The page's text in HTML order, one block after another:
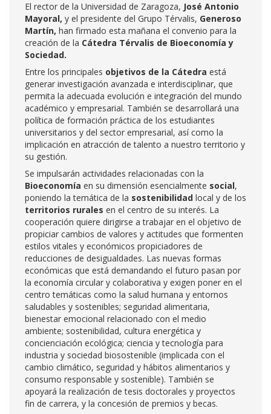
El rector de la Universidad de Zaragoza, José Antonio
Mayoral, y el presidente del Grupo Térvalis, Generoso
Martín, han firmado esta mañana el convenio para la
creación de la Cátedra Térvalis de Bioeconomía y
Sociedad.
Entre los principales objetivos de la Cátedra está
generar investigación avanzada e interdisciplinar, que
permita la adecuada evolución e integración del mundo
académico y empresarial. También se desarrollará una
política de formación práctica de los estudiantes
universitarios y del sector empresarial, así como la
implicación en atracción de talento a nuestro territorio y
su gestión.
Se impulsarán actividades relacionadas con la
Bioeconomía en su dimensión esencialmente social,
poniendo la temática de la sostenibilidad local y de los
territorios rurales en el centro de su interés. La
cooperación quiere dirigirse a trabajar en el objetivo de
propiciar cambios de valores y actitudes que formenten
estilos vitales y económicos propiciadores de
reducciones de desigualdades. Las nuevas formas
económicas que está demandando el futuro pasan por
la economía circular y colaborativa y exigen poner en el
centro temáticas como la salud humana y entornos
saludables y sostenibles; seguridad alimentaria,
bienestar emocional relacionado con el medio
ambiente; sostenibilidad, cultura energética y
concienciación ecológica; ciencia y tecnología para
industria y sociedad biosostenible (implicada con el
cambio climático, seguridad y hábitos alimentarios y
consumo responsable y sostenible). También se
apoyará la realización de tesis doctorales y proyectos
fin de carrera, y la concesión de premios y becas.